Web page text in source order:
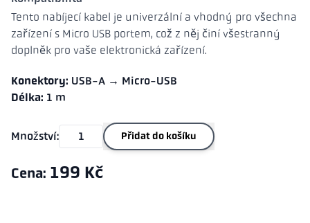
Tento nabíjecí kabel je univerzální a vhodný pro všechna
zařízení s Micro USB portem, což z něj činí všestranný
doplněk pro vaše elektronická zařízení.
Konektory: USB-A → Micro-USB
Délka: 1 m
Množství: Přidat do košíku
Cena: 199 Kč